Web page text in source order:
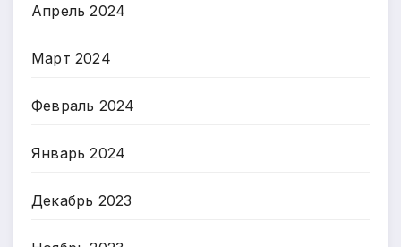
Апрель 2024
Март 2024
Февраль 2024
Январь 2024
Декабрь 2023